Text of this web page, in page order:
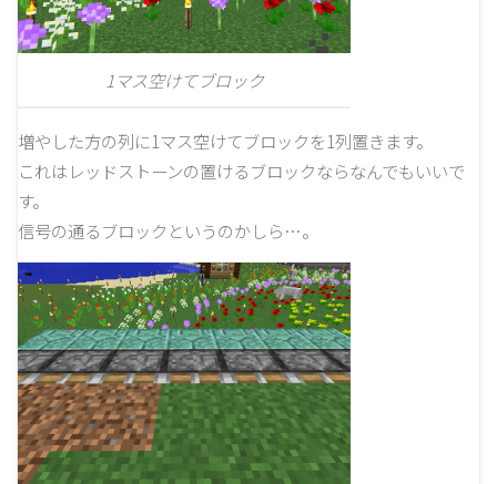
1マス空けてブロック
増やした方の列に1マス空けてブロックを1列置きます。
これはレッドストーンの置けるブロックならなんでもいいで
す。
信号の通るブロックというのかしら…。